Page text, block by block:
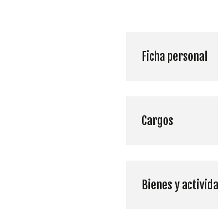
Ficha personal
Cargos
Bienes y